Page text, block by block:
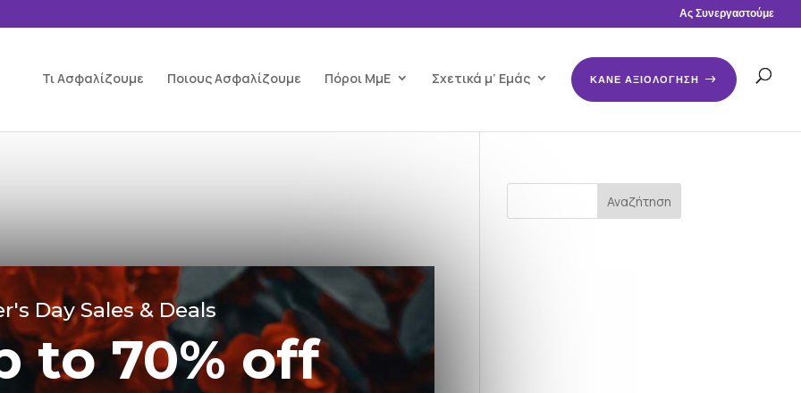
Ας Συνεργαστούμε
Τι Ασφαλίζουμε Ποιους Ασφαλίζουμε Πόροι ΜμΕ Σχετικά μ’ Εμάς ΚΑΝΕ ΑΞΙΟΛΟΓΗΣΗ
Day Sales & Deals
to 70% off
Αναζήτηση